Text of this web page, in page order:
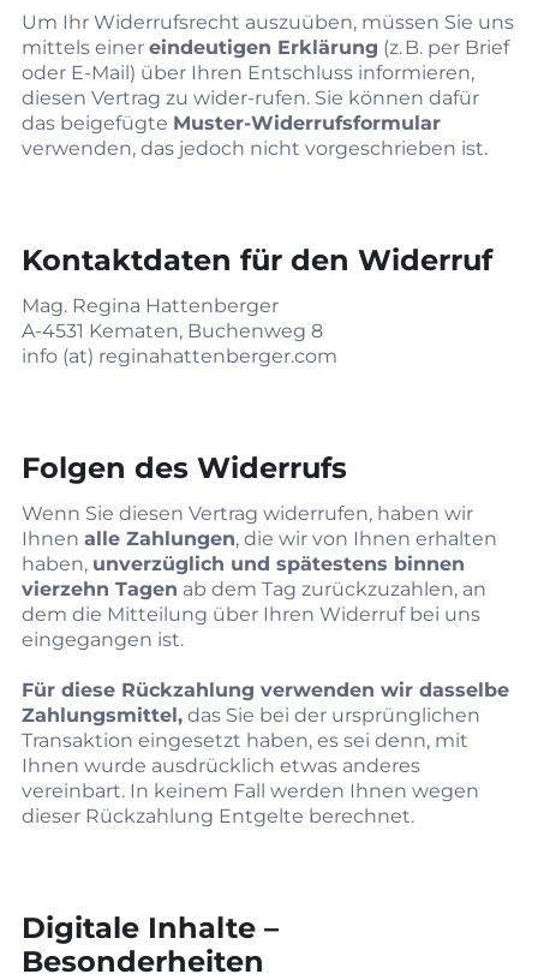
Um Ihr Widerrufsrecht auszuüben, müssen Sie uns
mittels einer eindeutigen Erklärung (z. B. per Brief
oder E‑Mail) über Ihren Entschluss informieren,
diesen Vertrag zu wider-rufen. Sie können dafür
das beigefügte Muster‑Widerrufsformular
verwenden, das jedoch nicht vorgeschrieben ist.
Kontaktdaten für den Widerruf
Mag. Regina Hattenberger
A-4531 Kematen, Buchenweg 8
info (at) reginahattenberger.com
Folgen des Widerrufs
Wenn Sie diesen Vertrag widerrufen, haben wir
Ihnen alle Zahlungen, die wir von Ihnen erhalten
haben, unverzüglich und spätestens binnen
vierzehn Tagen ab dem Tag zurückzuzahlen, an
dem die Mitteilung über Ihren Widerruf bei uns
eingegangen ist.
Für diese Rückzahlung verwenden wir dasselbe
Zahlungsmittel, das Sie bei der ursprünglichen
Transaktion eingesetzt haben, es sei denn, mit
Ihnen wurde ausdrücklich etwas anderes
vereinbart. In keinem Fall werden Ihnen wegen
dieser Rückzahlung Entgelte berechnet.
Digitale Inhalte –
Besonderheiten